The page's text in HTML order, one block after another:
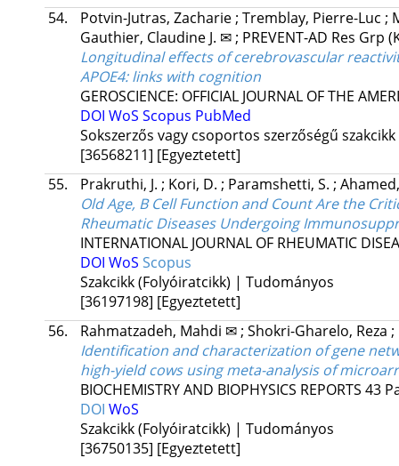
54.
Potvin-Jutras, Zacharie ; Tremblay, Pierre-Luc ;
Gauthier, Claudine J. ✉ ; PREVENT-AD Res Grp
Longitudinal effects of cerebrovascular
APOE4: links with cognition
GEROSCIENCE: OFFICIAL JOURNAL OF THE
DOI WoS Scopus PubMed
Sokszerzős vagy csoportos szerzőségű
[36568211] [Egyeztetett]
55.
Prakruthi, J. ; Kori, D. ; Paramshetti, S. ;
Old Age, B Cell Function and Count Are the
Rheumatic Diseases Undergoing
INTERNATIONAL JOURNAL OF RHEUMATIC
DOI WoS Scopus
Szakcikk (Folyóiratcikk) | Tudományos
[36197198] [Egyeztetett]
56.
Rahmatzadeh, Mahdi ✉ ; Shokri-Gharelo, Reza ;
Identification and characterization of gene
high-yield cows using meta-analysis of
BIOCHEMISTRY AND BIOPHYSICS REPORTS 43
DOI WoS
Szakcikk (Folyóiratcikk) | Tudományos
[36750135] [Egyeztetett]